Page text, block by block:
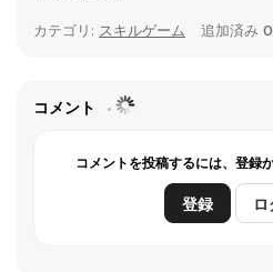
カテゴリ: スキルゲーム 追加済み
コメント
コメントを投稿するには、登録
登録